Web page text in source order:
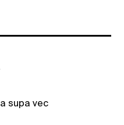
supa vec